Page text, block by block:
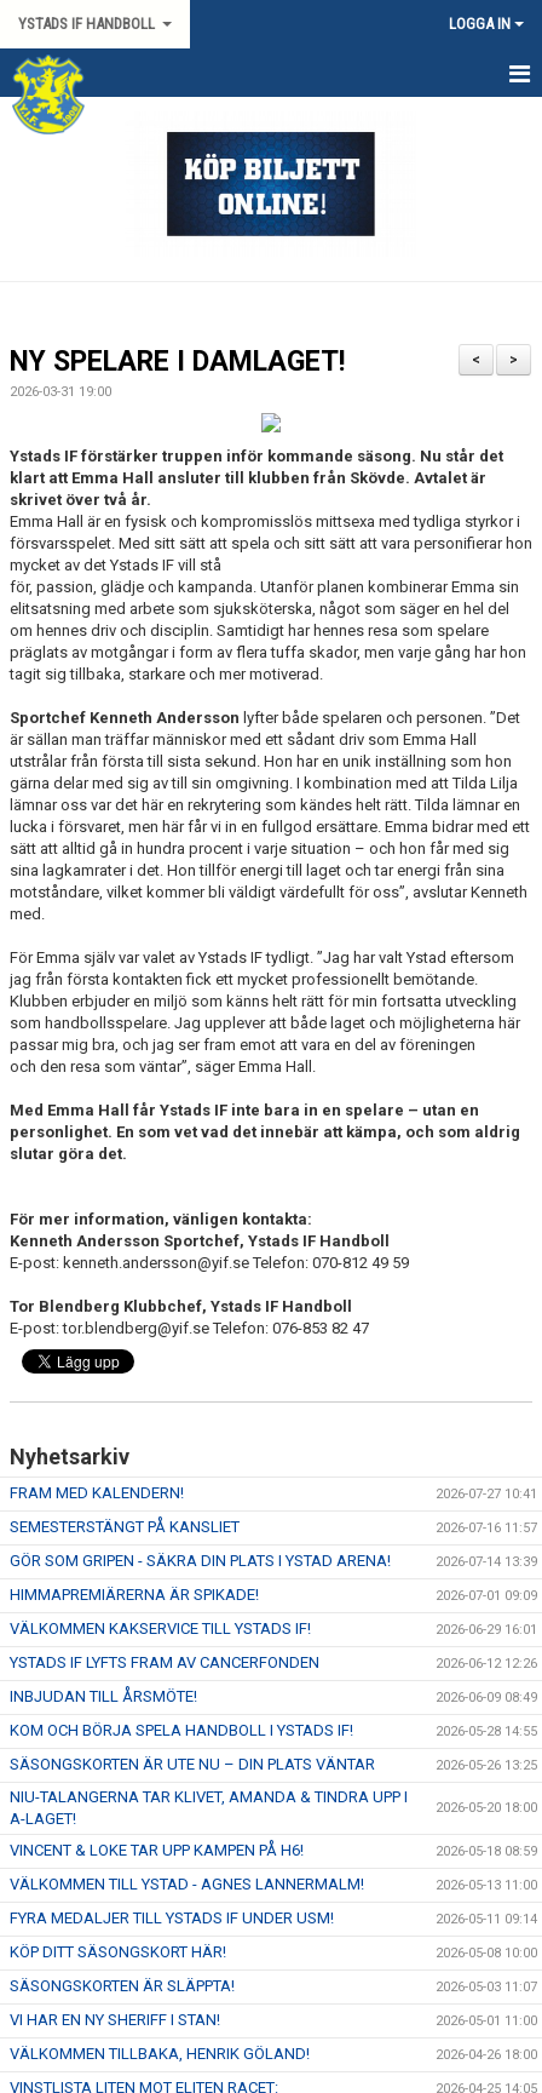
YSTADS IF HANDBOLL LOGGA IN
HEM
MATCHER
ÖVRIGT
YIF:S NOSTALGOTEK
MEDLEMSKAP
>
<
NY SPELARE I DAMLAGET!
2026-03-31 19:00
Ystads IF förstärker truppen inför kommande säsong. Nu står det
klart att Emma Hall ansluter till klubben från Skövde. Avtalet är
skrivet över två år.
Emma Hall är en fysisk och kompromisslös mittsexa med tydliga styrkor i
försvarsspelet. Med sitt sätt att spela och sitt sätt att vara personifierar hon
mycket av det Ystads IF vill stå
för, passion, glädje och kampanda. Utanför planen kombinerar Emma sin
elitsatsning med arbete som sjuksköterska, något som säger en hel del
om hennes driv och disciplin. Samtidigt har hennes resa som spelare
präglats av motgångar i form av flera tuffa skador, men varje gång har hon
tagit sig tillbaka, starkare och mer motiverad.
Sportchef Kenneth Andersson lyfter både spelaren och personen. ”Det
är sällan man träffar människor med ett sådant driv som Emma Hall
utstrålar från första till sista sekund. Hon har en unik inställning som hon
gärna delar med sig av till sin omgivning. I kombination med att Tilda Lilja
lämnar oss var det här en rekrytering som kändes helt rätt. Tilda lämnar en
lucka i försvaret, men här får vi in en fullgod ersättare. Emma bidrar med ett
sätt att alltid gå in hundra procent i varje situation – och hon får med sig
sina lagkamrater i det. Hon tillför energi till laget och tar energi från sina
motståndare, vilket kommer bli väldigt värdefullt för oss”, avslutar Kenneth
med.
För Emma själv var valet av Ystads IF tydligt. ”Jag har valt Ystad eftersom
jag från första kontakten fick ett mycket professionellt bemötande.
Klubben erbjuder en miljö som känns helt rätt för min fortsatta utveckling
som handbollsspelare. Jag upplever att både laget och möjligheterna här
passar mig bra, och jag ser fram emot att vara en del av föreningen
och den resa som väntar”, säger Emma Hall.
Med Emma Hall får Ystads IF inte bara in en spelare – utan en
personlighet. En som vet vad det innebär att kämpa, och som aldrig
slutar göra det.
För mer information, vänligen kontakta:
Kenneth Andersson Sportchef, Ystads IF Handboll
E-post: kenneth.andersson@yif.se Telefon: 070-812 49 59
Tor Blendberg Klubbchef, Ystads IF Handboll
E-post: tor.blendberg@yif.se Telefon: 076-853 82 47
Nyhetsarkiv
FRAM MED KALENDERN! 2026-07-27 10:41
SEMESTERSTÄNGT PÅ KANSLIET 2026-07-16 11:57
GÖR SOM GRIPEN - SÄKRA DIN PLATS I YSTAD ARENA! 2026-07-14 13:39
HIMMAPREMIÄRERNA ÄR SPIKADE! 2026-07-01 09:09
VÄLKOMMEN KAKSERVICE TILL YSTADS IF! 2026-06-29 16:01
YSTADS IF LYFTS FRAM AV CANCERFONDEN 2026-06-12 12:26
INBJUDAN TILL ÅRSMÖTE! 2026-06-09 08:49
KOM OCH BÖRJA SPELA HANDBOLL I YSTADS IF! 2026-05-28 14:55
SÄSONGSKORTEN ÄR UTE NU – DIN PLATS VÄNTAR 2026-05-26 13:25
NIU-TALANGERNA TAR KLIVET, AMANDA & TINDRA UPP I
A-LAGET!
2026-05-20 18:00
VINCENT & LOKE TAR UPP KAMPEN PÅ H6! 2026-05-18 08:59
VÄLKOMMEN TILL YSTAD - AGNES LANNERMALM! 2026-05-13 11:00
FYRA MEDALJER TILL YSTADS IF UNDER USM! 2026-05-11 09:14
KÖP DITT SÄSONGSKORT HÄR! 2026-05-08 10:00
SÄSONGSKORTEN ÄR SLÄPPTA! 2026-05-03 11:07
VI HAR EN NY SHERIFF I STAN! 2026-05-01 11:00
VÄLKOMMEN TILLBAKA, HENRIK GÖLAND! 2026-04-26 18:00
VINSTLISTA LITEN MOT ELITEN RACET: 2026-04-25 14:05